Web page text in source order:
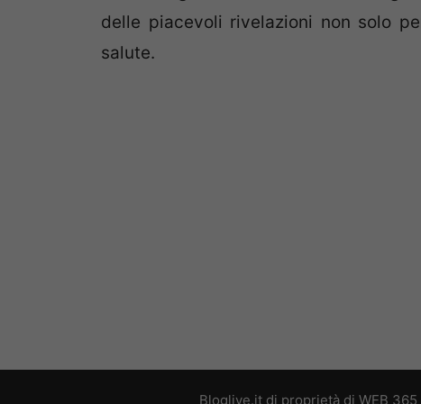
delle piacevoli rivelazioni non solo
salute.
Bloglive.it di proprietà di WEB 365